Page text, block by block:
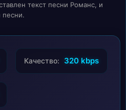
текст песни Романс, и
песни.
Качество: 320 kbps